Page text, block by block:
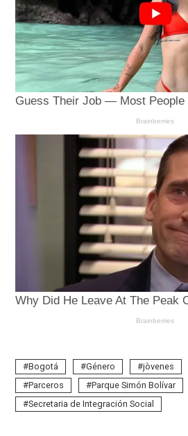
Bogotá Género jòvenes
Parceros
Parque Simón Bolívar
Secretaria de Integración Social